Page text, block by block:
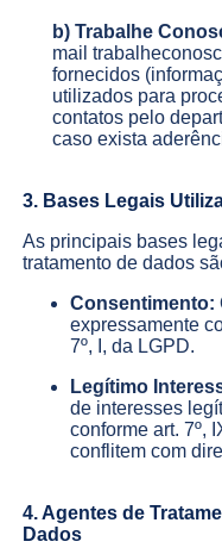
b) Trabalhe
mail
fornecidos
utilizados para
contatos pelo
caso exista
3. Bases Legais
As principais bases
tratamento de dados
Consentimento:
expressamente
7º, I, da LGPD.
Legítimo
de interesses
conforme art. 7º,
conflitem com
4. Agentes de
Dados